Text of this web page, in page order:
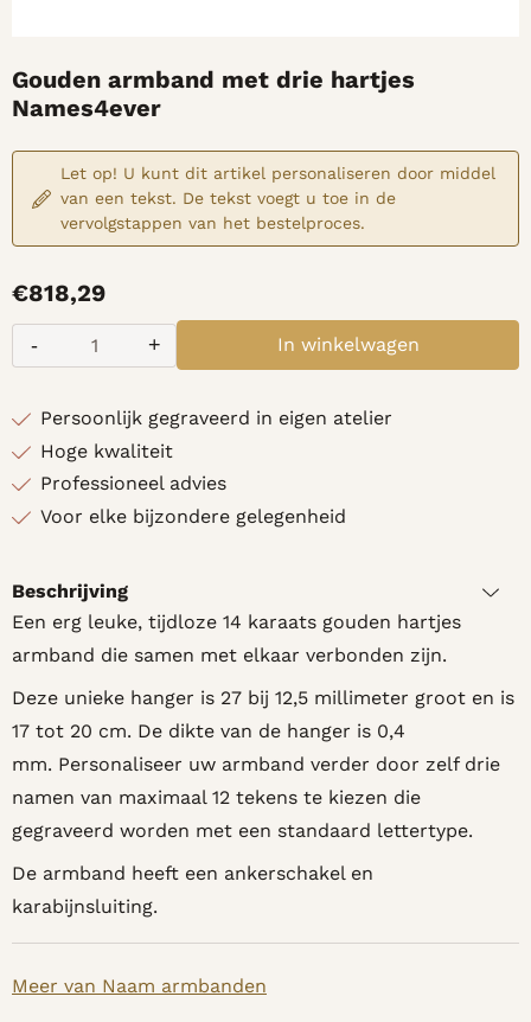
Gouden armband met drie hartjes
Names4ever
Let op! U kunt dit artikel personaliseren door middel
van een tekst. De tekst voegt u toe in de
vervolgstappen van het bestelproces.
€818,29
+
- In winkelwagen
Persoonlijk gegraveerd in eigen atelier
Hoge kwaliteit
Professioneel advies
Voor elke bijzondere gelegenheid
Beschrijving
Een erg leuke, tijdloze 14 karaats gouden hartjes
armband die samen met elkaar verbonden zijn.
Deze unieke hanger is 27 bij 12,5 millimeter groot en is
17 tot 20 cm. De dikte van de hanger is 0,4
mm. Personaliseer uw armband verder door zelf drie
namen van maximaal 12 tekens te kiezen die
gegraveerd worden met een standaard lettertype.
De armband heeft een ankerschakel en
karabijnsluiting.
Meer van Naam armbanden